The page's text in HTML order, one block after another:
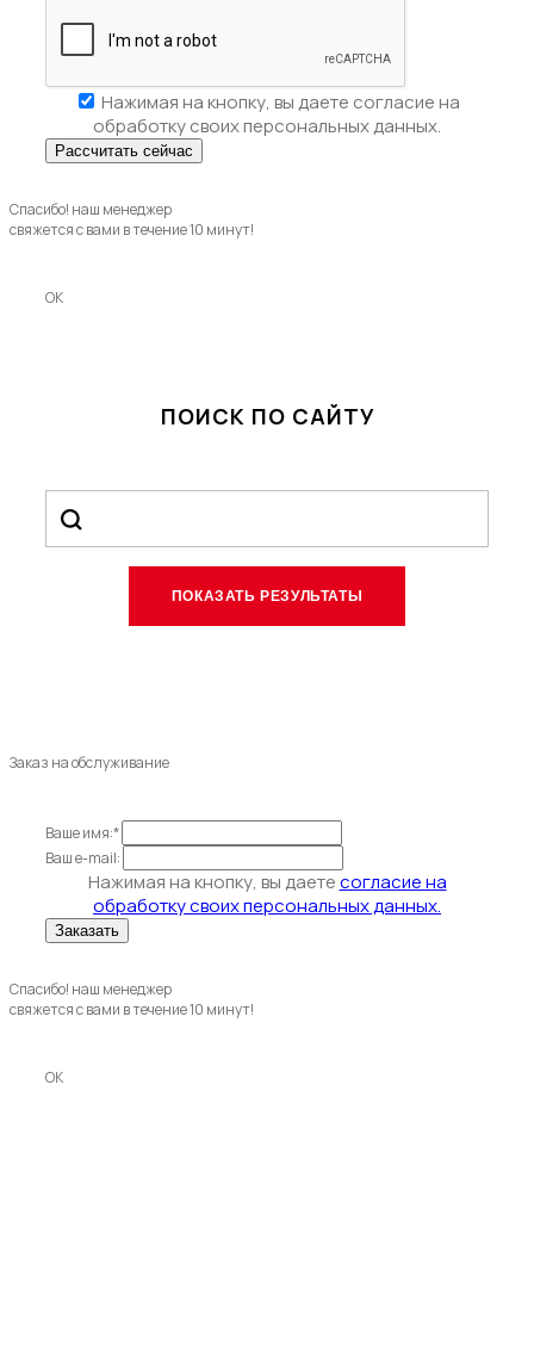
Нажимая на кнопку, вы даете согласие на
обработку своих персональных данных.
Спасибо! наш менеджер
свяжется с вами в течение 10 минут!
OK
ПОИСК ПО САЙТУ
Заказ на обслуживание
Ваше имя:*
Ваш e-mail:
Нажимая на кнопку, вы даетесогласие на
обработку своих персональных данных.
Спасибо! наш менеджер
свяжется с вами в течение 10 минут!
OK